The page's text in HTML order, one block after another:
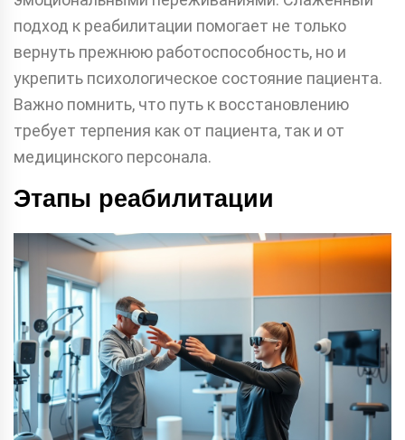
подход к реабилитации помогает не только
вернуть прежнюю работоспособность, но и
укрепить психологическое состояние пациента.
Важно помнить, что путь к восстановлению
требует терпения как от пациента, так и от
медицинского персонала.
Этапы реабилитации